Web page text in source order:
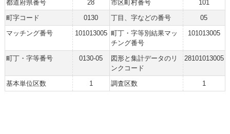
都道府県番号 28 市区町村番号
101
町字コード
0130 丁目、字などの番号
05
マッチング番号
101013005 町丁・字等別結果マッ
チング番号
101013005
町丁・字等番号 0130-05
図形と集計データのリ
ンクコード
28101013005
基本単位区数 1 調査区数 1